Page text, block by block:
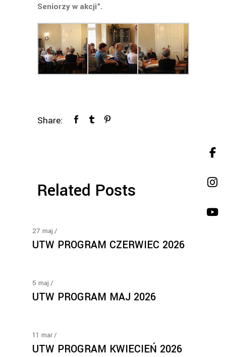
Seniorzy w akcji”.
Share:
Related Posts
27 maj
UTW PROGRAM CZERWIEC 2026
5 maj
UTW PROGRAM MAJ 2026
11 mar
UTW PROGRAM KWIECIEŃ 2026